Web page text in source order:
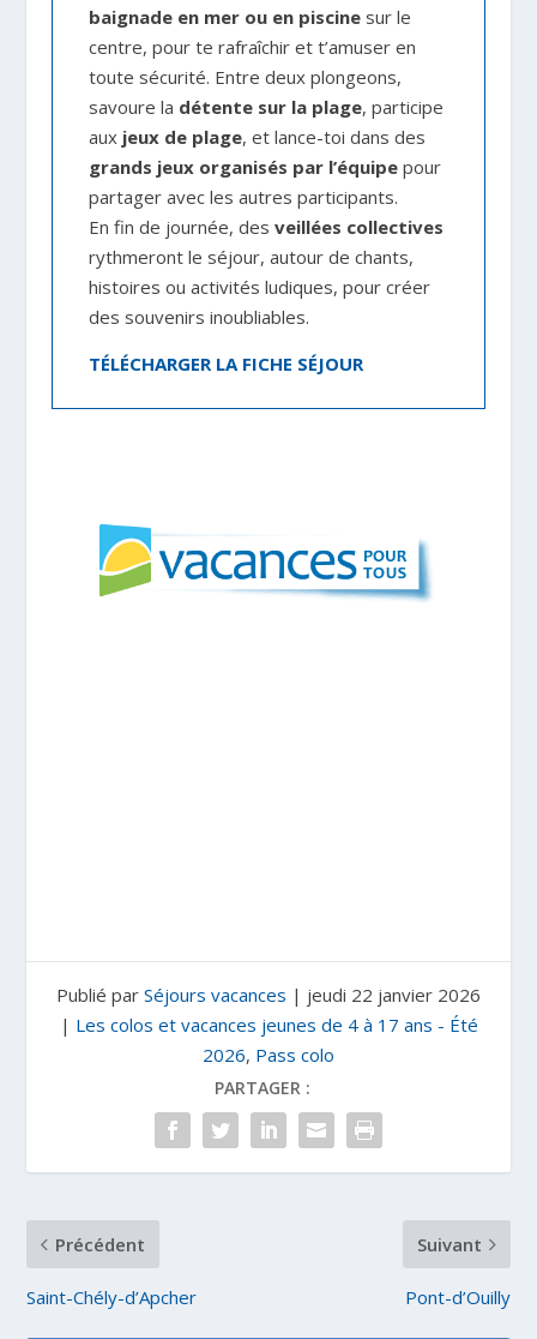
baignade en mer ou en piscinesur le
centre, pour te rafraîchir et t’amuser en
toute sécurité. Entre deux plongeons,
savoure la détente sur la plage, participe
aux jeux de plage, et lance-toi dans des
grands jeux organisés par l’équipepour
partager avec les autres participants.
En fin de journée, des veillées collectives
rythmeront le séjour, autour de chants,
histoires ou activités ludiques, pour créer
des souvenirs inoubliables.
TÉLÉCHARGER LA FICHE SÉJOUR
Publié par Séjours vacances | jeudi 22 janvier 2026
| Les colos et vacances jeunes de 4 à 17 ans - Été
2026, Pass colo
PARTAGER :
Précédent
Saint-Chély-d’Apcher
Suivant
Pont-d’Ouilly